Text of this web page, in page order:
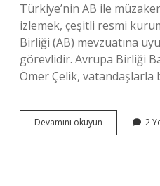
Türkiye’nin AB ile
izlemek, çeşitli resmi
Birliği (AB) mevzuatına
görevlidir. Avrupa Birliği
Ömer Çelik, vatandaşlarla
Devamını okuyun
Birliği
2